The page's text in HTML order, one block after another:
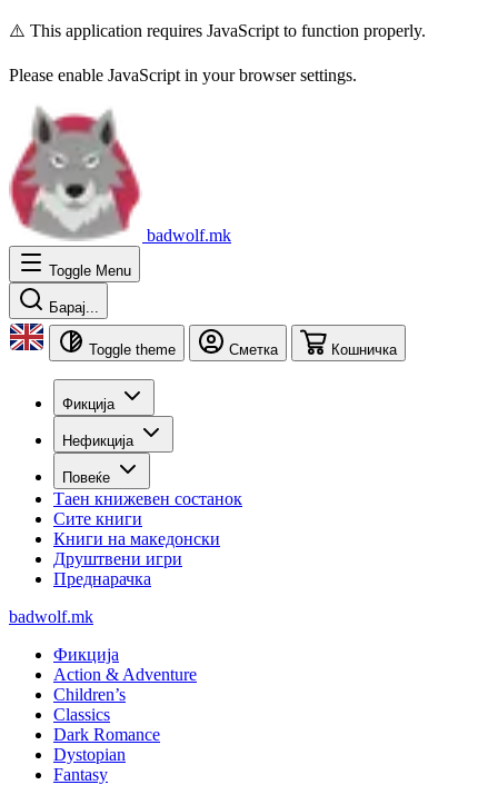
⚠️ This application requires JavaScript to function properly.
Please enable JavaScript in your browser settings.
badwolf.mk
Toggle Menu
Барај...
Toggle theme Сметка Кошничка
Фикција
Нефикција
Повеќе
Таен книжевен состанок
Сите книги
Книги на македонски
Друштвени игри
Преднарачка
badwolf.mk
Фикција
Action & Adventure
Children’s
Classics
Dark Romance
Dystopian
Fantasy